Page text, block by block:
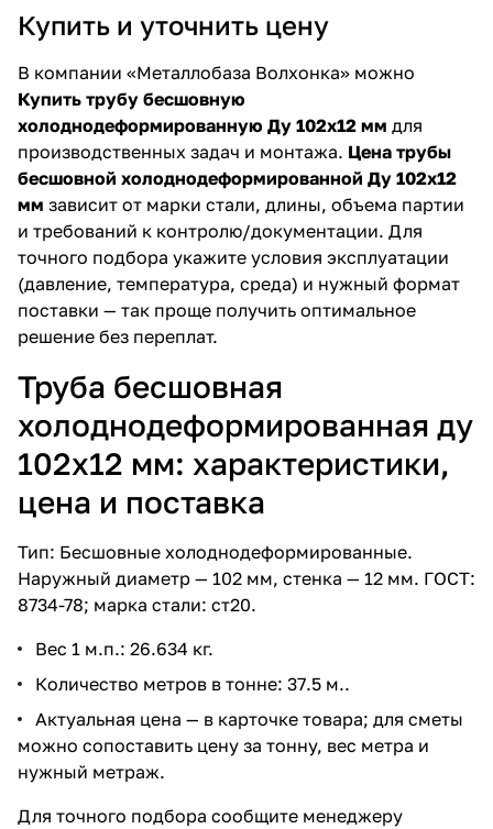
Купить и уточнить цену
В компании «Металлобаза Волхонка» можно
Купить трубу бесшовную
холоднодеформированную Ду 102х12 мм для
производственных задач и монтажа. Цена трубы
бесшовной холоднодеформированной Ду 102х12
мм зависит от марки стали, длины, объема партии
и требований к контролю/документации. Для
точного подбора укажите условия эксплуатации
(давление, температура, среда) и нужный формат
поставки — так проще получить оптимальное
решение без переплат.
Труба бесшовная
холоднодеформированная ду
102х12 мм: характеристики,
цена и поставка
Тип: Бесшовные холоднодеформированные.
Наружный диаметр — 102 мм, стенка — 12 мм. ГОСТ:
8734-78; марка стали: ст20.
Вес 1 м.п.: 26.634 кг.
Количество метров в тонне: 37.5 м..
Актуальная цена — в карточке товара; для сметы
можно сопоставить цену за тонну, вес метра и
нужный метраж.
Для точного подбора сообщите менеджеру